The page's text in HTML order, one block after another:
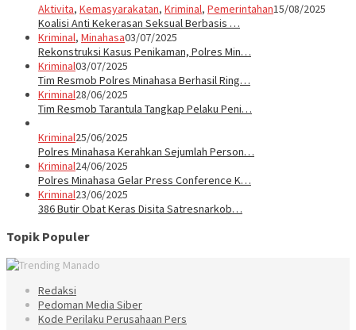
Aktivita, Kemasyarakatan, Kriminal, Pemerintahan15/08/2025
Koalisi Anti Kekerasan Seksual Berbasis …
Kriminal, Minahasa03/07/2025
Rekonstruksi Kasus Penikaman, Polres Min…
Kriminal03/07/2025
Tim Resmob Polres Minahasa Berhasil Ring…
Kriminal28/06/2025
Tim Resmob Tarantula Tangkap Pelaku Peni…
Kriminal25/06/2025
Polres Minahasa Kerahkan Sejumlah Person…
Kriminal24/06/2025
Polres Minahasa Gelar Press Conference K…
Kriminal23/06/2025
386 Butir Obat Keras Disita Satresnarkob…
Topik Populer
Redaksi
Pedoman Media Siber
Kode Perilaku Perusahaan Pers